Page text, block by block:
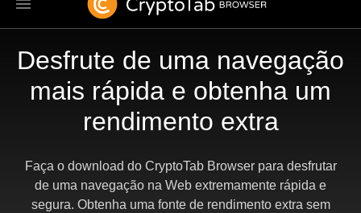
Desfrute de uma navegação
mais rápida e obtenha um
rendimento extra
Faça o download do CryptoTab Browser para desfrutar
de uma navegação na Web extremamente rápida e
segura. Obtenha uma fonte de rendimento extra sem